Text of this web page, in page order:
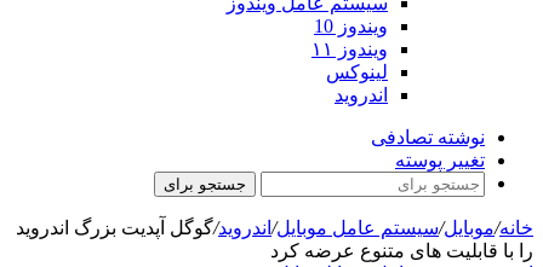
ویندوز 10
ویندوز ۱۱
لینوکس
اندروید
نوشته تصادفی
تغییر پوسته
جستجو برای
خانه/موبایل/سیستم عامل موبایل/ اندروید/گوگل آپدیت بزرگ اندروید
را با قابلیت های متنوع عرضه کرد